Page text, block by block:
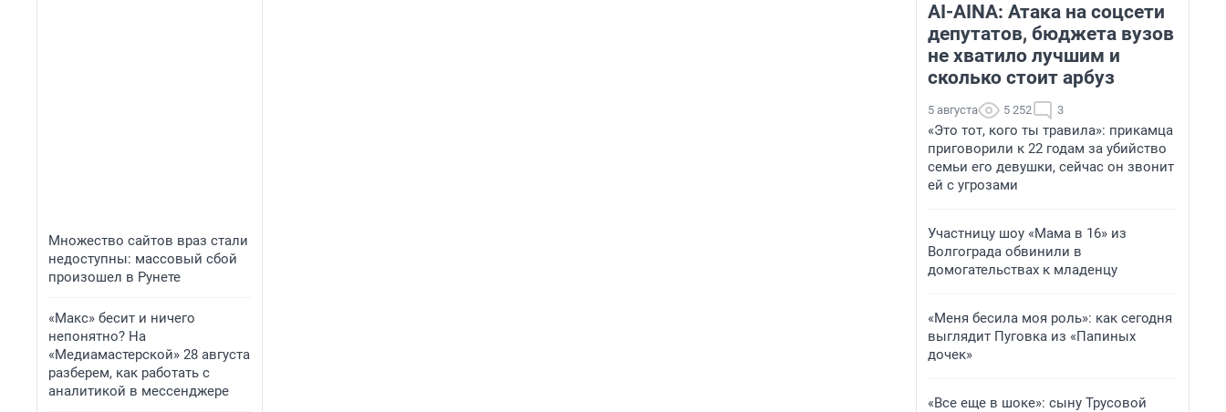
Множество сайтов враз стали
недоступны: массовый сбой
произошел в Рунете
«Макс» бесит и ничего
непонятно? На
«Медиамастерской» 28 августа
разберем, как работать с
аналитикой в мессенджере
AI-AINA: Атака на соцсети
депутатов, бюджета вузов
не хватило лучшим и
сколько стоит арбуз
5 августа 5 252 3
«Это тот, кого ты травила»: прикамца
приговорили к 22 годам за убийство
семьи его девушки, сейчас он звонит
ей с угрозами
Участницу шоу «Мама в 16» из
Волгограда обвинили в
домогательствах к младенцу
«Меня бесила моя роль»: как сегодня
выглядит Пуговка из «Папиных
дочек»
«Все еще в шоке»: сыну Трусовой